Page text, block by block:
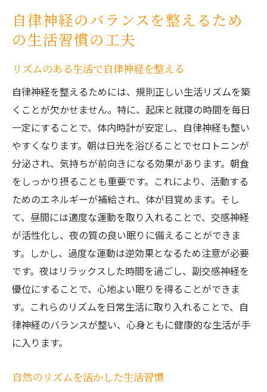
自律神経のバランスを整えるため
の生活習慣の工夫
リズムのある生活で自律神経を整える
自律神経を整えるためには、規則正しい生活リズムを築
くことが欠かせません。特に、起床と就寝の時間を毎日
一定にすることで、体内時計が安定し、自律神経も整い
やすくなります。朝は日光を浴びることでセロトニンが
分泌され、気持ちが前向きになる効果があります。朝食
をしっかり摂ることも重要です。これにより、活動する
ためのエネルギーが補給され、体が目覚めます。そし
て、昼間には適度な運動を取り入れることで、交感神経
が活性化し、夜の質の良い眠りに備えることができま
す。しかし、過度な運動は逆効果となるため注意が必要
です。夜はリラックスした時間を過ごし、副交感神経を
優位にすることで、心地よい眠りを得ることができま
す。これらのリズムを日常生活に取り入れることで、自
律神経のバランスが整い、心身ともに健康的な生活が手
に入ります。
自然のリズムを活かした生活習慣